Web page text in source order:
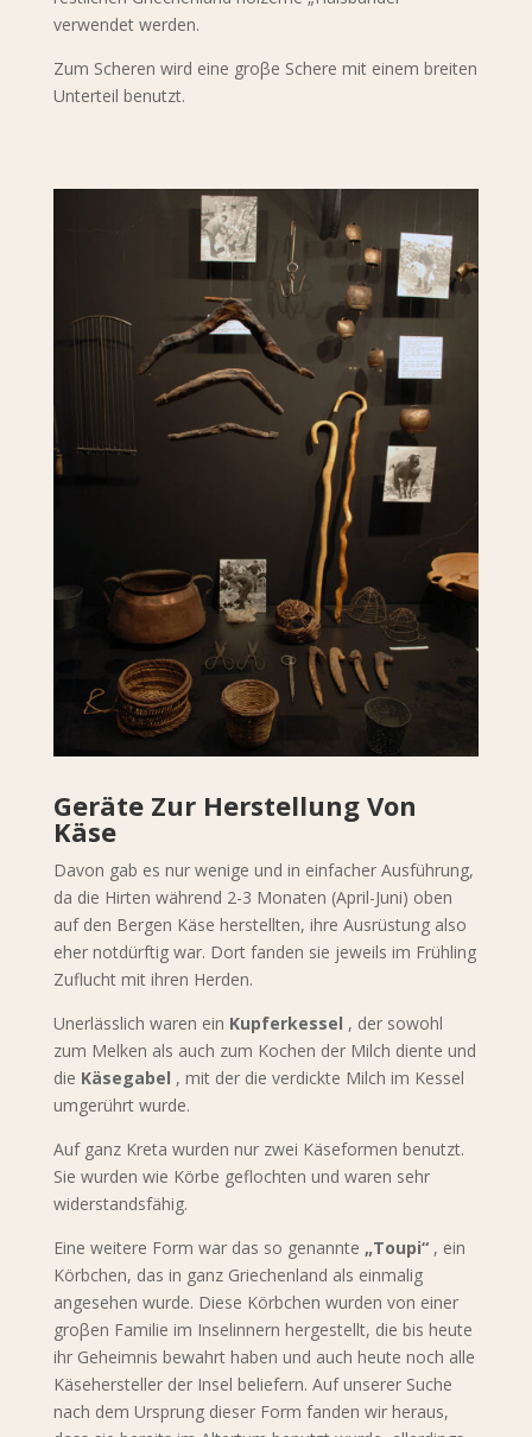
verwendet werden.
Zum Scheren wird eine groβe Schere mit einem breiten
Unterteil benutzt.
Geräte Zur Herstellung Von
Käse
Davon gab es nur wenige und in einfacher Ausführung,
da die Hirten während 2-3 Monaten (April-Juni) oben
auf den Bergen Käse herstellten, ihre Ausrüstung also
eher notdürftig war. Dort fanden sie jeweils im Frühling
Zuflucht mit ihren Herden.
Unerlässlich waren ein Kupferkessel , der sowohl
zum Melken als auch zum Kochen der Milch diente und
die Käsegabel , mit der die verdickte Milch im Kessel
umgerührt wurde.
Auf ganz Kreta wurden nur zwei Käseformen benutzt.
Sie wurden wie Körbe geflochten und waren sehr
widerstandsfähig.
Eine weitere Form war das so genannte „Toupi“ , ein
Körbchen, das in ganz Griechenland als einmalig
angesehen wurde. Diese Körbchen wurden von einer
groβen Familie im Inselinnern hergestellt, die bis heute
ihr Geheimnis bewahrt haben und auch heute noch alle
Käsehersteller der Insel beliefern. Auf unserer Suche
nach dem Ursprung dieser Form fanden wir heraus,